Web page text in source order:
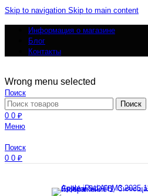
Skip to navigation Skip to main content
Информация о магазине
Блог
Контакты
Wrong menu selected
Поиск
Поиск
0 0 ₽
Меню
Поиск
0 0 ₽